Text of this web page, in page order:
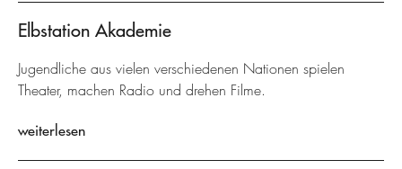
Elbstation Akademie
Jugendliche aus vielen verschiedenen Nationen spielen
Theater, machen Radio und drehen Filme.
weiterlesen